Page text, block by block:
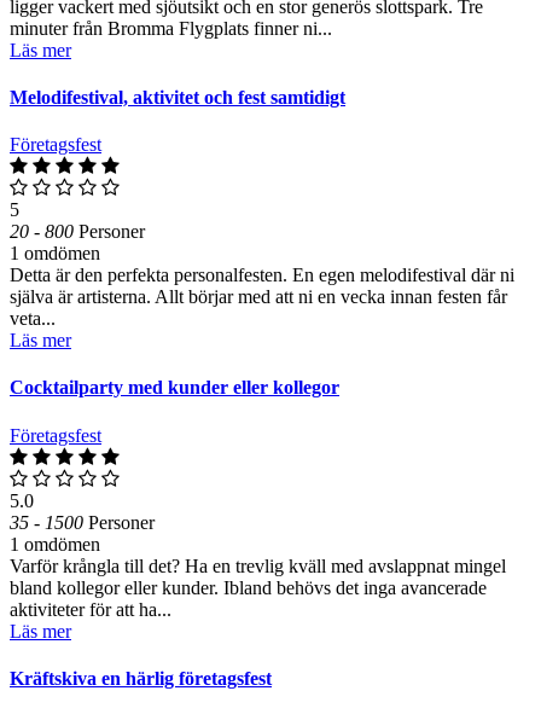
ligger vackert med sjöutsikt och en stor generös slottspark. Tre
minuter från Bromma Flygplats finner ni...
Läs mer
Melodifestival, aktivitet och fest samtidigt
Företagsfest
5
20 - 800 Personer
1 omdömen
Detta är den perfekta personalfesten. En egen melodifestival där ni
själva är artisterna. Allt börjar med att ni en vecka innan festen får
veta...
Läs mer
Cocktailparty med kunder eller kollegor
Företagsfest
5.0
35 - 1500 Personer
1 omdömen
Varför krångla till det? Ha en trevlig kväll med avslappnat mingel
bland kollegor eller kunder. Ibland behövs det inga avancerade
aktiviteter för att ha...
Läs mer
Kräftskiva en härlig företagsfest